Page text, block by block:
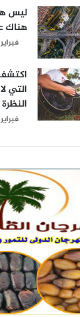
ليس
هناك
فبراير 25,
التي
فبراير 25,